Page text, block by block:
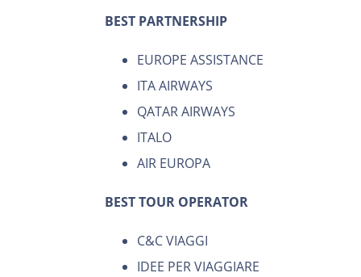
BEST PARTNERSHIP
EUROPE ASSISTANCE
ITA AIRWAYS
QATAR AIRWAYS
ITALO
AIR EUROPA
BEST TOUR OPERATOR
C&C VIAGGI
IDEE PER VIAGGIARE